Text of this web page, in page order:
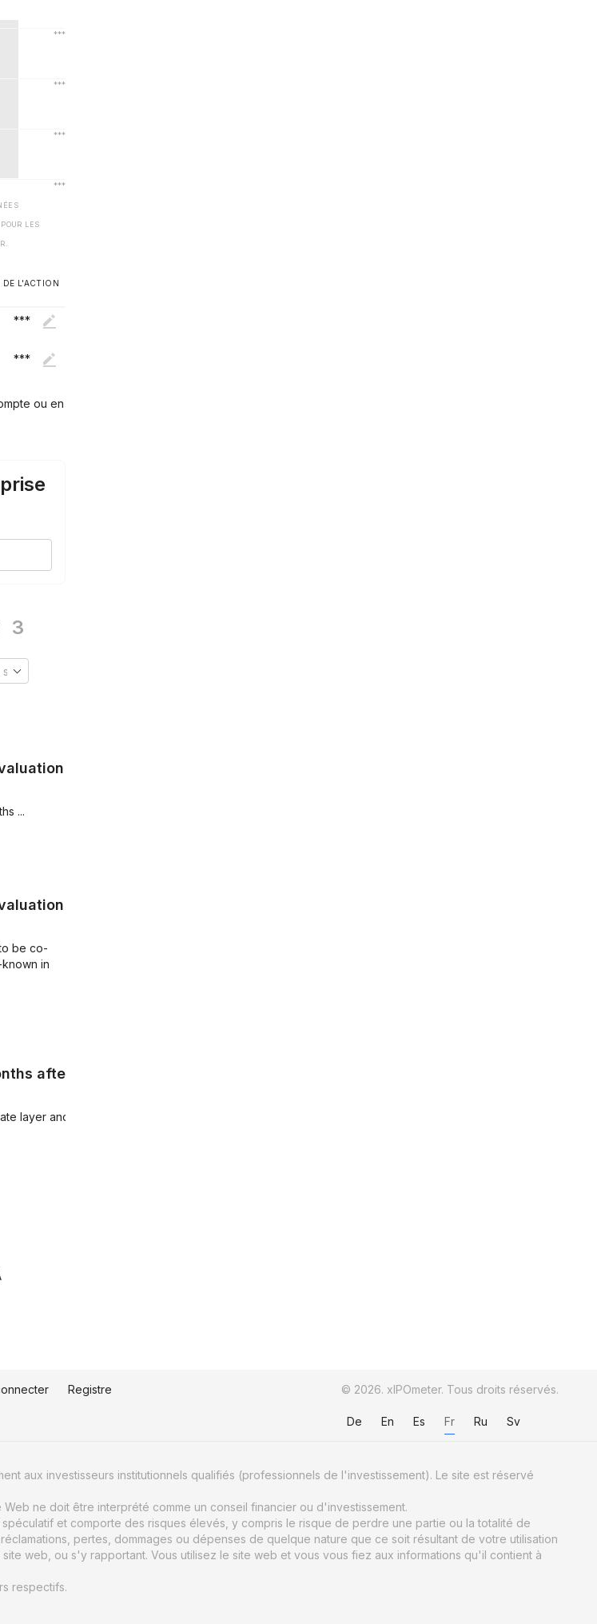
LES
DE L'ACTION
***
***
ou en
3
...
be co-
in
after
layer and
Registre © 2026. xIPOmeter. Tous droits réservés.
De En Es Fr Ru Sv
aux investisseurs institutionnels qualifiés (professionnels de l'investissement). Le site est réservé
ne doit être interprété comme un conseil financier ou d'investissement.
et comporte des risques élevés, y compris le risque de perdre une partie ou la totalité de
pertes, dommages ou dépenses de quelque nature que ce soit résultant de votre utilisation
web, ou s'y rapportant. Vous utilisez le site web et vous vous fiez aux informations qu'il contient à
respectifs.